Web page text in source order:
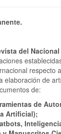
del
respecto
elaboración de
de:
de
Artificial);